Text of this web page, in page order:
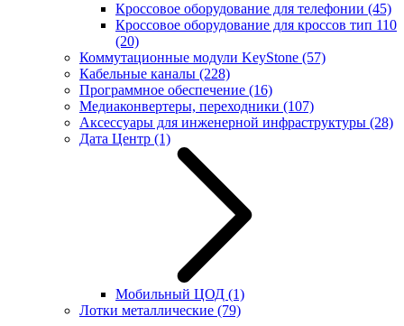
Кроссовое оборудование для телефонии (45)
Кроссовое оборудование для кроссов тип 110
(20)
Коммутационные модули KeyStone (57)
Кабельные каналы (228)
Программное обеспечение (16)
Медиаконвертеры, переходники (107)
Аксессуары для инженерной инфраструктуры (28)
Дата Центр (1)
Мобильный ЦОД (1)
Лотки металлические (79)